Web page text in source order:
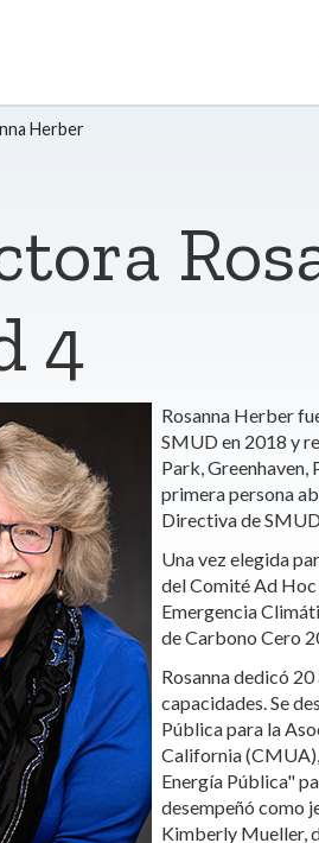
Herber
4
Rosanna Herber
SMUD en 2018 y
Park, Greenhaven,
primera persona
Directiva de
Una vez elegida
del Comité Ad
Emergencia
de Carbono Cero
Rosanna dedicó
capacidades. Se
Pública para la
California
Energía Pública"
desempeñó como
Kimberly Mueller,